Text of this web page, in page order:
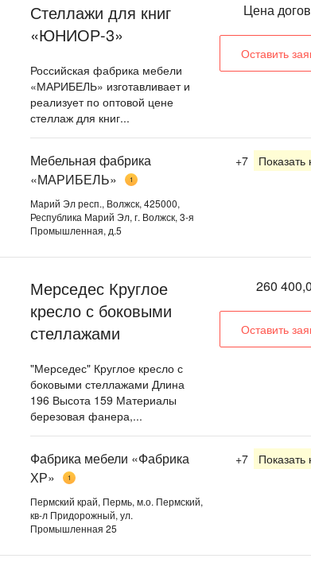
Стеллажи для книг
«ЮНИОР-3»
Российская фабрика мебели
«МАРИБЕЛЬ» изготавливает и
реализует по оптовой цене
стеллаж для книг...
Цена
Оставить
Мебельная фабрика
«МАРИБЕЛЬ»
1
Марий Эл респ., Волжск, 425000,
Республика Марий Эл, г. Волжск, 3-я
Промышленная, д.5
+7
Мерседес Круглое
кресло с боковыми
стеллажами
"Мерседес" Круглое кресло с
боковыми стеллажами Длина
196 Высота 159 Материалы
березовая фанера,...
260
Оставить
Фабрика мебели «Фабрика
ХР»
1
Пермский край, Пермь, м.о. Пермский,
кв-л Придорожный, ул.
Промышленная 25
+7